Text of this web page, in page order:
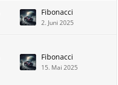
Fibonacci
2. Juni 2025
Fibonacci
15. Mai 2025